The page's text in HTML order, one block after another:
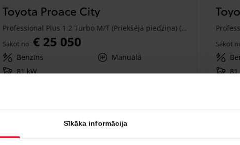
Sīkāka informācija
Toyota Proace City
Professional Plus 1.2 Turbo M/T (Priekšējā piedziņa) (81 kW)
Sākot no € 25 050
Benzīns
Manuālā
81 kW
Sākot
81
Drīzumā